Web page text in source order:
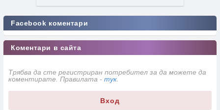
Facebook коментари
Коментари в сайта
Трябва да сте регистриран потребител за да можете да
коментирате. Правилата - тук
Вход